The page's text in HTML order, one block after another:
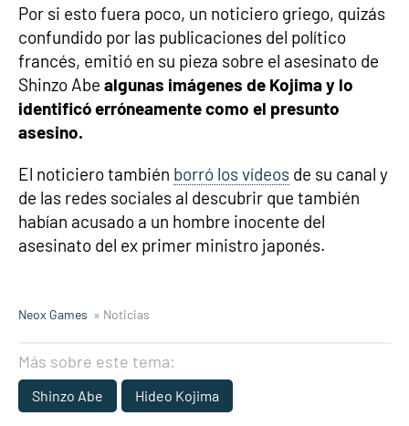
Por si esto fuera poco, un noticiero griego, quizás
confundido por las publicaciones del político
francés, emitió en su pieza sobre el asesinato de
Shinzo Abe algunas imágenes de Kojima y lo
identificó erróneamente como el presunto
asesino.
El noticiero también borró los vídeos de su canal y
de las redes sociales al descubrir que también
habían acusado a un hombre inocente del
asesinato del ex primer ministro japonés.
Neox Games » Noticias
Más sobre este tema:
Shinzo Abe Hideo Kojima